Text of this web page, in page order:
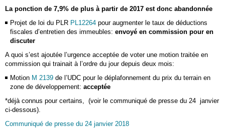
La ponction de 7,9% de plus à partir de 2017 est donc abandonnée
Projet de loi du PLR PL12264 pour augmenter le taux de déductions
fiscales d’entretien des immeubles: envoyé en commission pour en
discuter
A quoi s’est ajoutée l’urgence acceptée de voter une motion traitée en
commission qui trainait à l’ordre du jour depuis deux mois:
Motion M 2139 de l’UDC pour le déplafonnement du prix du terrain en
zone de développement: acceptée
*déjà connus pour certains, (voir le communiqué de presse du 24 janvier
ci-dessous).
Communiqué de presse du 24 janvier 2018